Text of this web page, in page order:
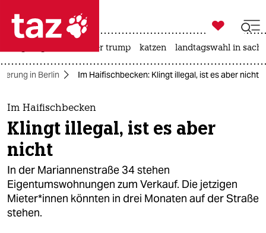
 taz zahl ich
taz zahl ich
themen
politik
öko
gesellschaft
kultur

taz zahl ich
usa unter trump katzen landtagswahl in
in Berlin Im Haifischbecken: Klingt illegal, ist es aber nicht
Im Haifischbecken
Klingt illegal, ist es aber
nicht
In der Mariannenstraße 34 stehen
Eigentumswohnungen zum Verkauf. Die jetzigen
Mieter*innen könnten in drei Monaten auf der Straße
stehen.